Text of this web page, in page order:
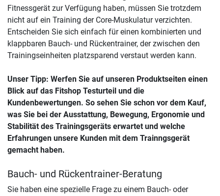
Fitnessgerät zur Verfügung haben, müssen Sie trotzdem
nicht auf ein Training der Core-Muskulatur verzichten.
Entscheiden Sie sich einfach für einen kombinierten und
klappbaren Bauch- und Rückentrainer, der zwischen den
Trainingseinheiten platzsparend verstaut werden kann.
Unser Tipp: Werfen Sie auf unseren Produktseiten einen
Blick auf das Fitshop Testurteil und die
Kundenbewertungen. So sehen Sie schon vor dem Kauf,
was Sie bei der Ausstattung, Bewegung, Ergonomie und
Stabilität des Trainingsgeräts erwartet und welche
Erfahrungen unsere Kunden mit dem Trainngsgerät
gemacht haben.
Bauch- und Rückentrainer-Beratung
Sie haben eine spezielle Frage zu einem Bauch- oder